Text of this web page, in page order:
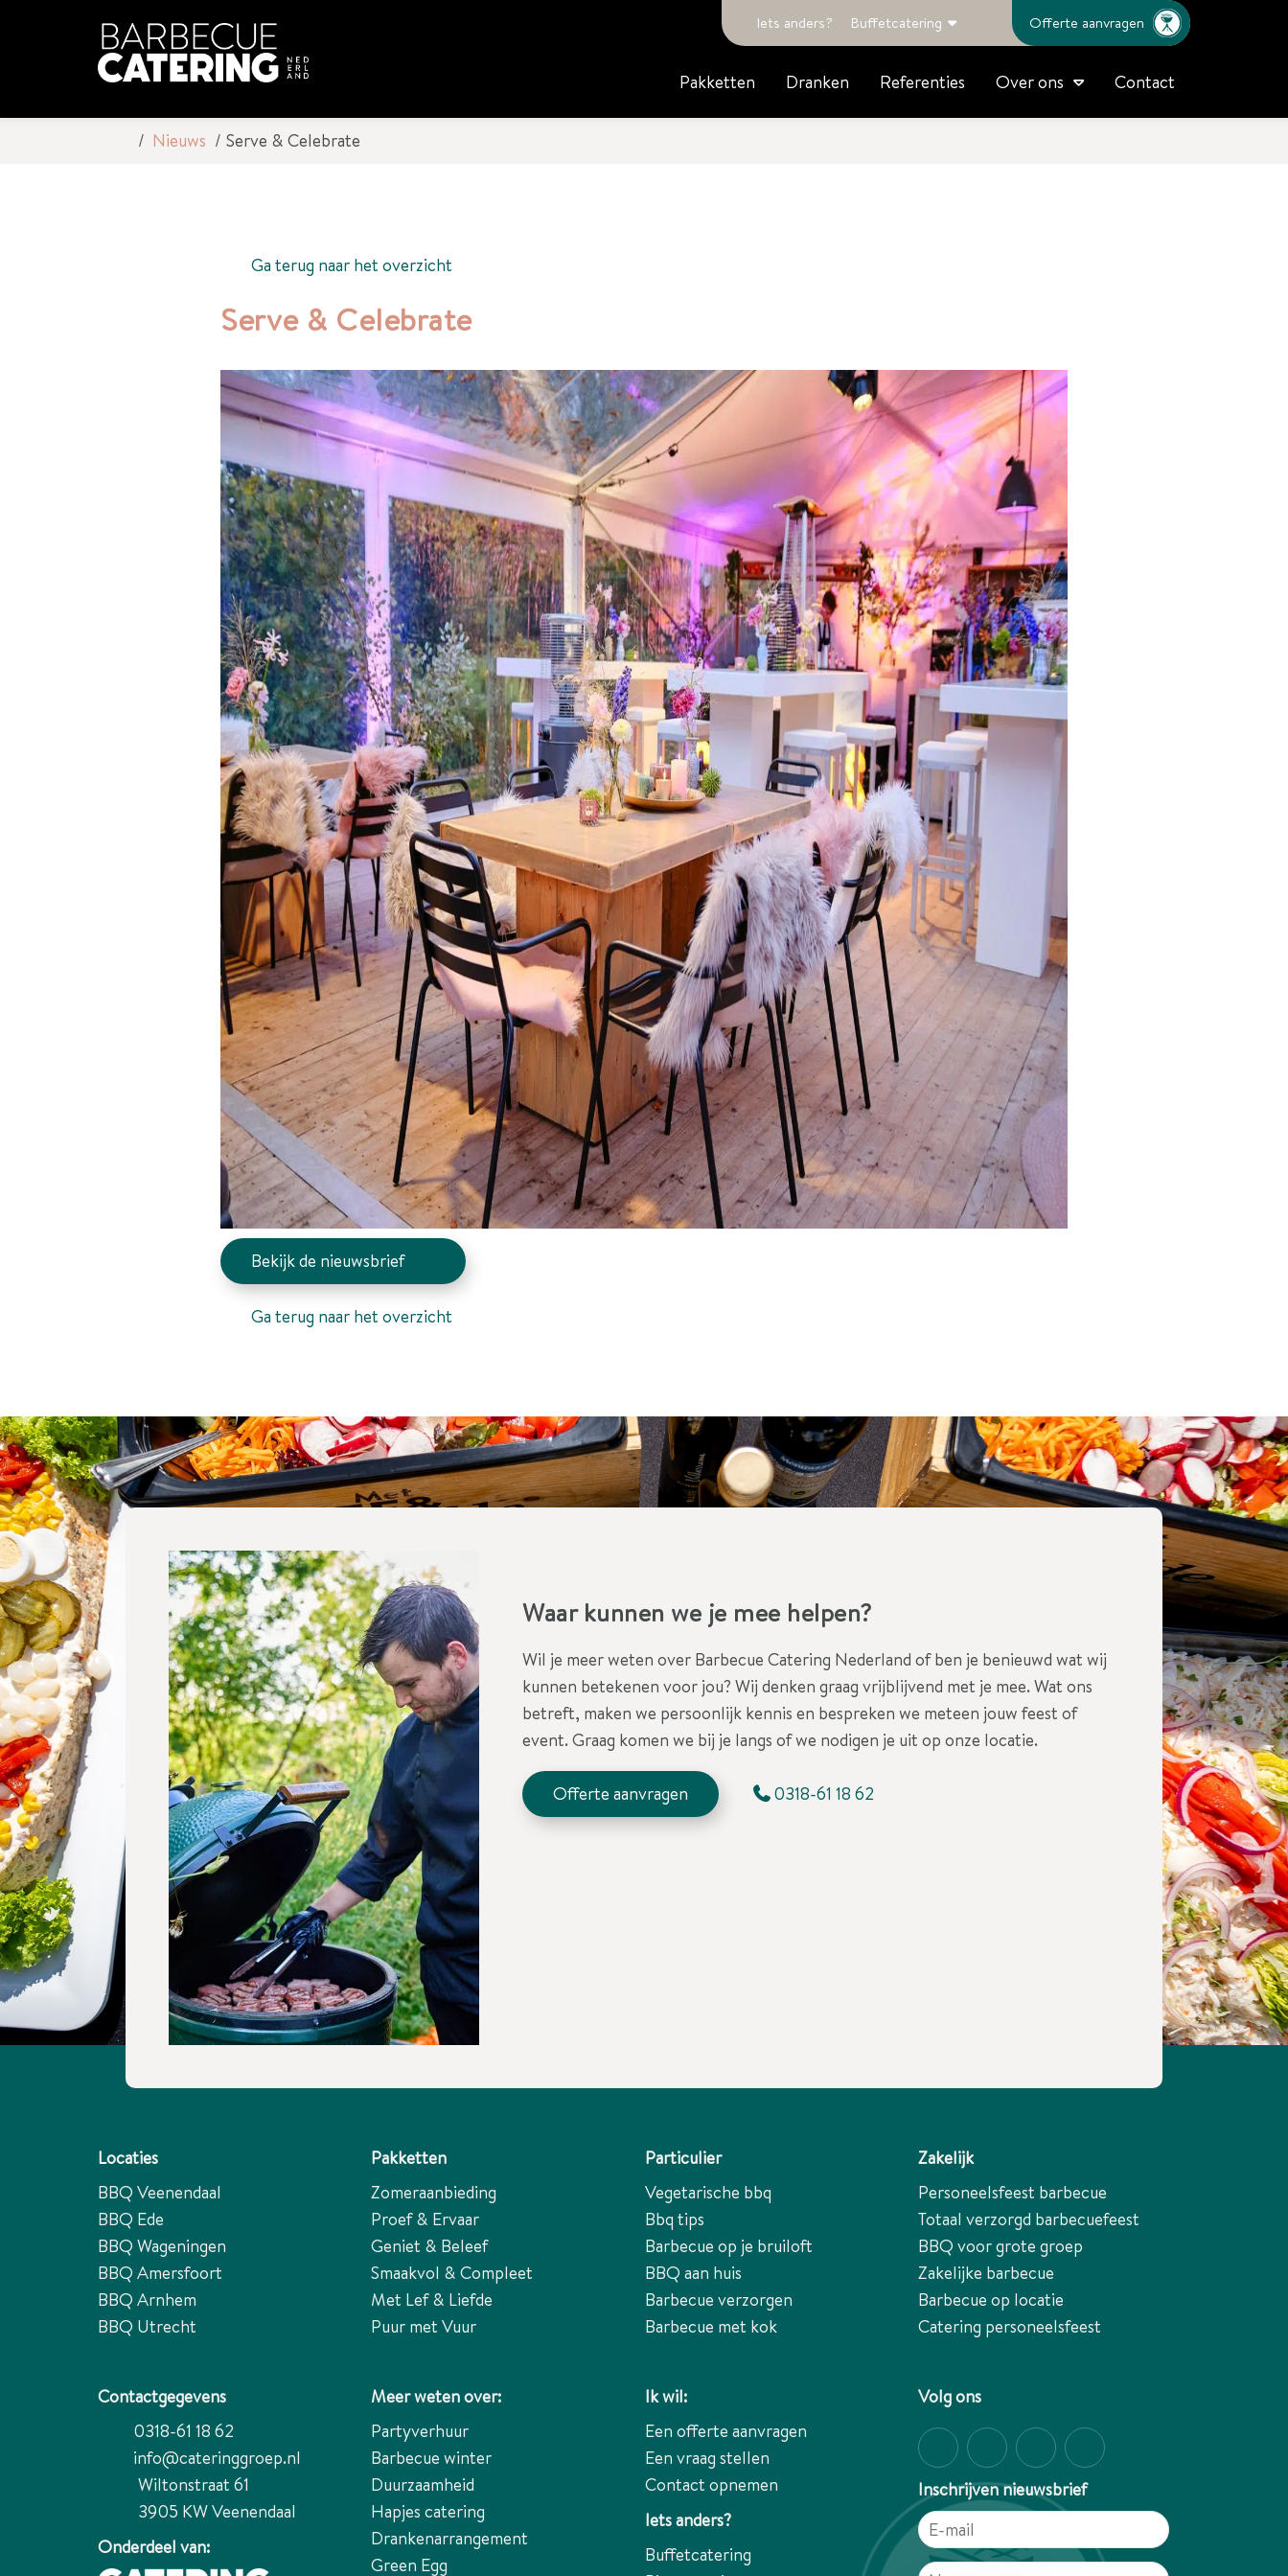
Iets anders? Buffetcatering Offerte aanvragen
Pakketten Dranken Referenties Over ons Contact
Nieuws Serve & Celebrate
Ga terug naar het overzicht
Serve & Celebrate
Bekijk de nieuwsbrief
Ga terug naar het overzicht
Waar kunnen we je mee helpen?
Wil je meer weten over Barbecue Catering Nederland of ben je benieuwd wat wij
kunnen betekenen voor jou? Wij denken graag vrijblijvend met je mee. Wat ons
betreft, maken we persoonlijk kennis en bespreken we meteen jouw feest of
event. Graag komen we bij je langs of we nodigen je uit op onze locatie.
Offerte aanvragen 0318-61 18 62
Locaties
BBQ Veenendaal
BBQ Ede
BBQ Wageningen
BBQ Amersfoort
BBQ Arnhem
BBQ Utrecht
Pakketten
Zomeraanbieding
Proef & Ervaar
Geniet & Beleef
Smaakvol & Compleet
Met Lef & Liefde
Puur met Vuur
Particulier
Vegetarische bbq
Bbq tips
Barbecue op je bruiloft
BBQ aan huis
Barbecue verzorgen
Barbecue met kok
Zakelijk
Personeelsfeest barbecue
Totaal verzorgd barbecuefeest
BBQ voor grote groep
Zakelijke barbecue
Barbecue op locatie
Catering personeelsfeest
Contactgegevens
0318-61 18 62
info@cateringgroep.nl
Wiltonstraat 61
3905 KWVeenendaal
Onderdeel van:
Meer weten over:
Partyverhuur
Barbecue winter
Duurzaamheid
Hapjes catering
Drankenarrangement
Green Egg
Ik wil:
Een offerte aanvragen
Een vraag stellen
Contact opnemen
Iets anders?
Buffetcatering
Volg ons
Inschrijven nieuwsbrief